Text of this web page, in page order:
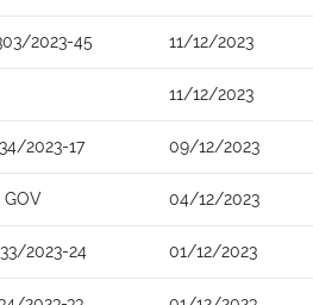
2023-45 11/12/2023
11/12/2023
2023-17 09/12/2023
GOV 04/12/2023
2023-24 01/12/2023